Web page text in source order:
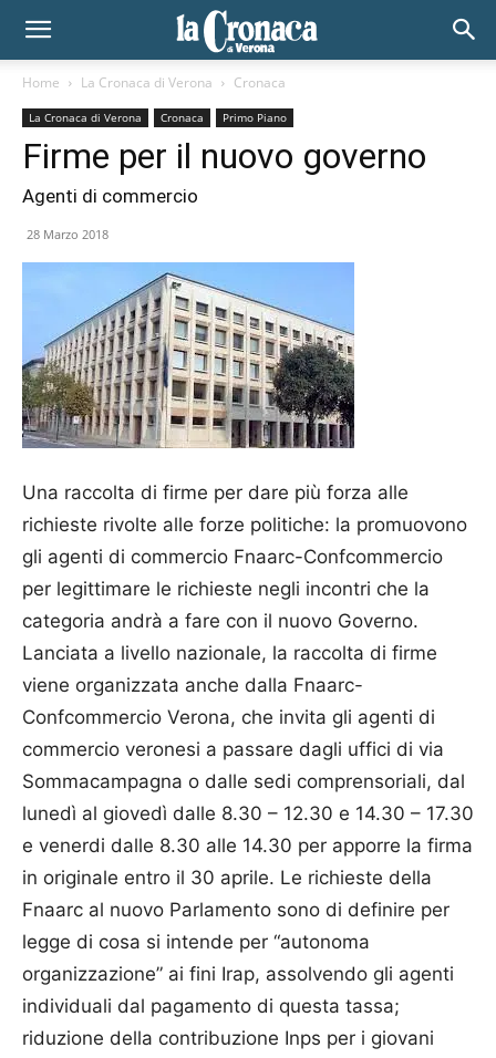
Home La Cronaca di Verona Cronaca
La Cronaca di Verona Cronaca Primo Piano
Firme per il nuovo governo
Agenti di commercio
28 Marzo 2018
Una raccolta di firme per dare più forza alle
richieste rivolte alle forze politiche: la promuovono
gli agenti di commercio Fnaarc-Confcommercio
per legittimare le richieste negli incontri che la
categoria andrà a fare con il nuovo Governo.
Lanciata a livello nazionale, la raccolta di firme
viene organizzata anche dalla Fnaarc-
Confcommercio Verona, che invita gli agenti di
commercio veronesi a passare dagli uffici di via
Sommacampagna o dalle sedi comprensoriali, dal
lunedì al giovedì dalle 8.30 – 12.30 e 14.30 – 17.30
e venerdi dalle 8.30 alle 14.30 per apporre la firma
in originale entro il 30 aprile. Le richieste della
Fnaarc al nuovo Parlamento sono di definire per
legge di cosa si intende per “autonoma
organizzazione” ai fini Irap, assolvendo gli agenti
individuali dal pagamento di questa tassa;
riduzione della contribuzione Inps per i giovani